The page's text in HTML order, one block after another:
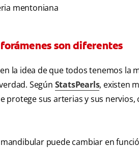
mentoniana
forámenes son diferentes
la idea de que todos tenemos la
Según StatsPearls, existen
protege sus arterias y sus
puede cambiar en